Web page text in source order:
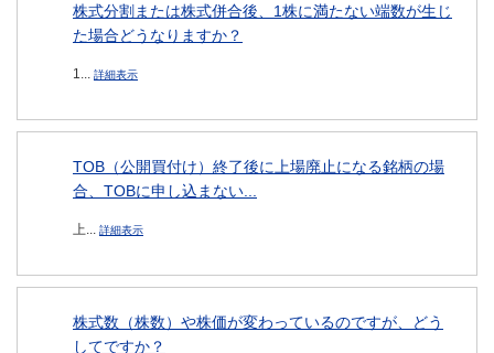
株式分割または株式併合後、1株に満たない端数が生じ
た場合どうなりますか？
1... 詳細表示
TOB（公開買付け）終了後に上場廃止になる銘柄の場
合、TOBに申し込まない...
上... 詳細表示
株式数（株数）や株価が変わっているのですが、どう
してですか？